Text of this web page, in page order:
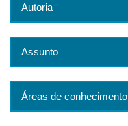
Autoria
Assunto
Áreas de conhecimento